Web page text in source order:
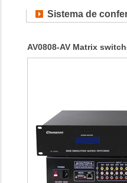
Sistema de
AV0808-AV Matrix